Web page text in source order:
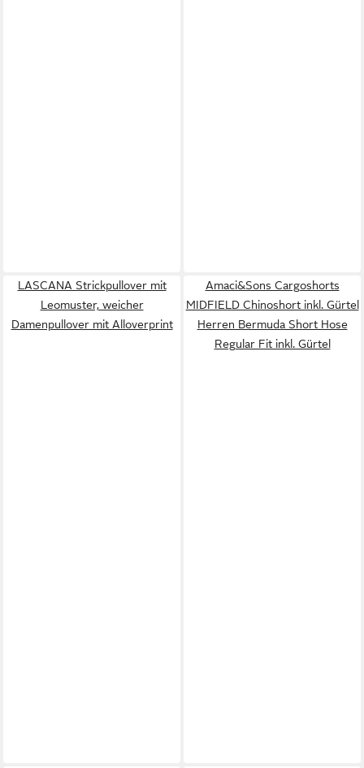
LASCANA Strickpullover mit
Leomuster, weicher
Damenpullover mit Alloverprint
Amaci&Sons Cargoshorts
MIDFIELD Chinoshort inkl. Gürtel
Herren Bermuda Short Hose
Regular Fit inkl. Gürtel